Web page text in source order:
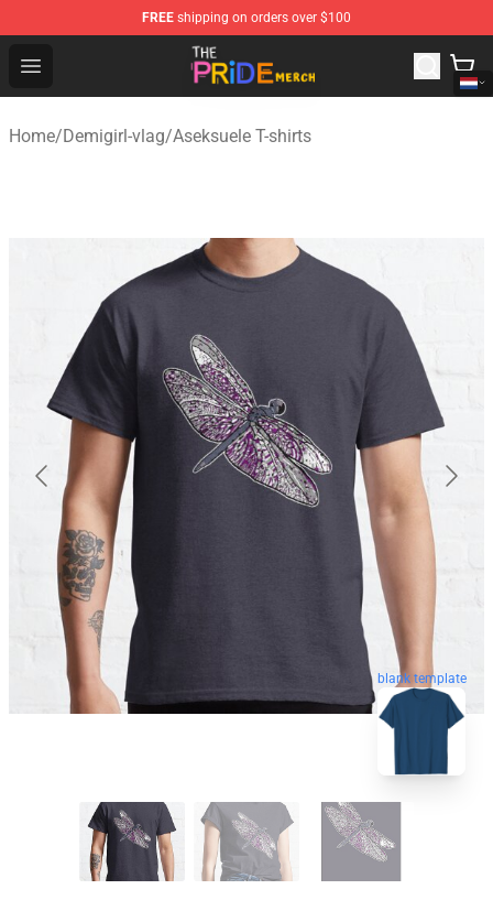
FREE shipping on orders over $100
Open menu
The Pride Shop - Official The Pride Merchandise Store
Home/Demigirl-vlag/Aseksuele T-shirts
blank template